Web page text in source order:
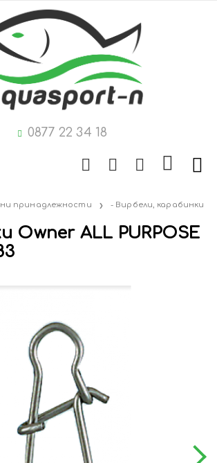
0877 22 34 18
принадлежности
- Вирбели, карабинки
Owner ALL PURPOSE